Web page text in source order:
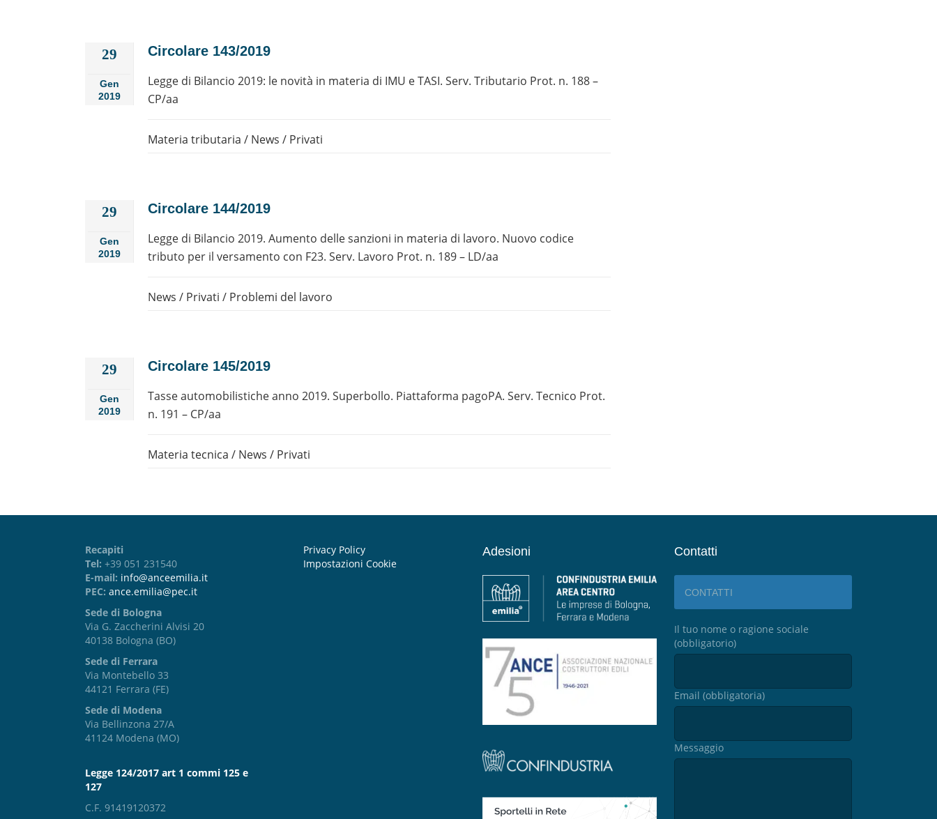
29
Gen
2019
Circolare 143/2019
Legge di Bilancio 2019: le novità in materia di IMU e TASI. Serv. Tributario Prot. n. 188 –
CP/aa
Materia tributaria / News / Privati
29
Gen
2019
Circolare 144/2019
Legge di Bilancio 2019. Aumento delle sanzioni in materia di lavoro. Nuovo codice
tributo per il versamento con F23. Serv. Lavoro Prot. n. 189 – LD/aa
News / Privati / Problemi del lavoro
29
Gen
2019
Circolare 145/2019
Tasse automobilistiche anno 2019. Superbollo. Piattaforma pagoPA. Serv. Tecnico Prot.
n. 191 – CP/aa
Materia tecnica / News / Privati
Recapiti
Tel: +39 051 231540
E-mail: info@anceemilia.it
PEC: ance.emilia@pec.it
Sede di Bologna
Via G. Zaccherini Alvisi 20
40138 Bologna (BO)
Sede di Ferrara
Via Montebello 33
44121 Ferrara (FE)
Sede di Modena
Via Bellinzona 27/A
41124 Modena (MO)
Legge 124/2017 art 1 commi 125 e
127
C.F. 91419120372
Privacy Policy
Impostazioni Cookie
Adesioni Contatti
CONTATTI
Il tuo nome o ragione sociale
(obbligatorio)
Email (obbligatoria)
Messaggio